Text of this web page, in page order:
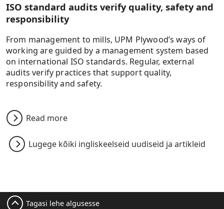
ISO standard audits verify quality, safety and
responsibility
From management to mills, UPM Plywood’s ways of
working are guided by a management system based
on international ISO standards. Regular, external
audits verify practices that support quality,
responsibility and safety.
Read more
Lugege kõiki ingliskeelseid uudiseid ja artikleid
Tagasi lehe algusesse